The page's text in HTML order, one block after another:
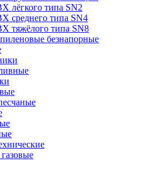
лёгкого типа SN2
среднего типа SN4
тяжёлого типа SN8
безнапорные